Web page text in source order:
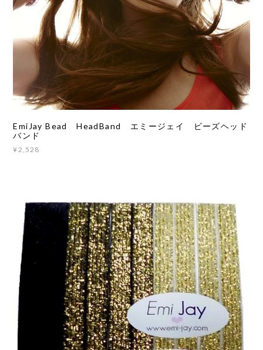
EmiJay Bead HeadBand エミージェイ ビーズヘッド
バンド
¥2,528